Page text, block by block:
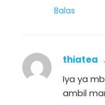
Balas
thiatea
Iya ya
ambil